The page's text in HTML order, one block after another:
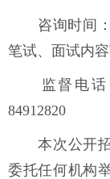
咨询时间：
笔试、面试内
监督电话
84912820
本次公开招
委托任何机构